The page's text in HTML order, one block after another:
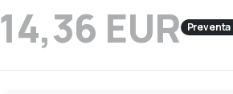
14,36 EUR